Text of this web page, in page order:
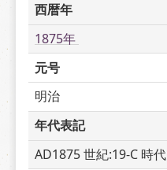
西暦年
1875年
元号
明治
年代表記
AD1875 世紀:19-C 時